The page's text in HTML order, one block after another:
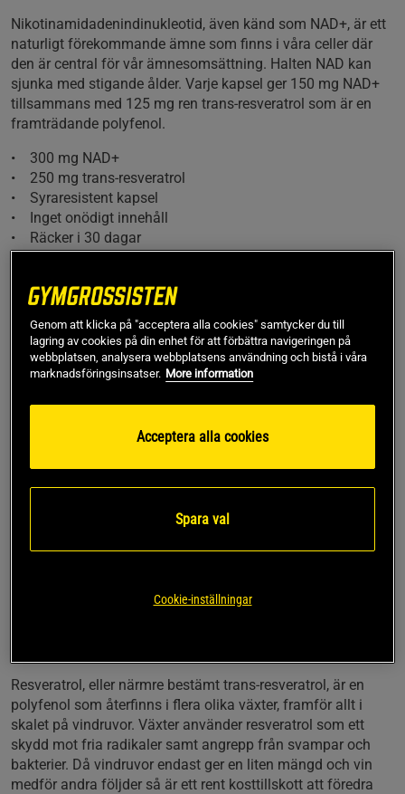
Nikotinamidadenindinukleotid, även känd som NAD+, är ett
naturligt förekommande ämne som finns i våra celler där
den är central för vår ämnesomsättning. Halten NAD kan
sjunka med stigande ålder. Varje kapsel ger 150 mg NAD+
tillsammans med 125 mg ren trans-resveratrol som är en
framträdande polyfenol.
• 300 mg NAD+
• 250 mg trans-resveratrol
• Syraresistent kapsel
• Inget onödigt innehåll
• Räcker i 30 dagar
ämne som finns i våra mitokondrier. NAD+ är nödvändigt för
att kroppen ska kunna omvandla maten vi äter till energi.
Kroppens nivåer av NAD+ sjunker med stigande ålder och
Kroppen kan på olika sätt bilda NAD+, ett sätt är med hjälp
av nikotinamidribosid men detta kräver en omvandling och
är därför inte lika intressant som att ge kroppen rent NAD+
direkt vilket du gör med denna produkt då den innehåller
Resveratrol, eller närmre bestämt trans-resveratrol, är en
polyfenol som återfinns i flera olika växter, framför allt i
skalet på vindruvor. Växter använder resveratrol som ett
skydd mot fria radikaler samt angrepp från svampar och
bakterier. Då vindruvor endast ger en liten mängd och vin
medför andra följder så är ett rent kosttillskott att föredra
Genom att klicka på "acceptera alla cookies" samtycker du till
lagring av cookies på din enhet för att förbättra navigeringen på
webbplatsen, analysera webbplatsens användning och bistå i våra
marknadsföringsinsatser. More information
Acceptera alla cookies
Spara val
Cookie-inställningar